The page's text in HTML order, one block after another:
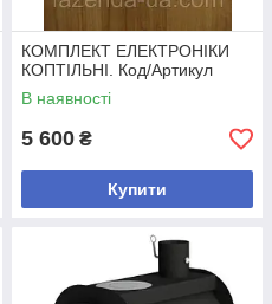
КОМПЛЕКТ ЕЛЕКТРОНІКИ
КОПТІЛЬНІ. Код/Артикул
В наявності
5 600 ₴
Купити